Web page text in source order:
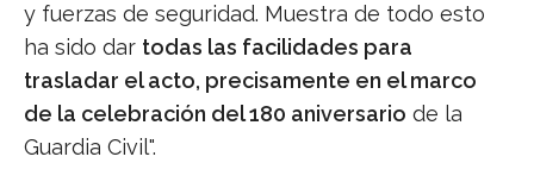
y fuerzas de seguridad. Muestra de todo esto
ha sido dar todas las facilidades para
trasladar el acto, precisamente en el marco
de la celebración del 180 aniversario de la
Guardia Civil".